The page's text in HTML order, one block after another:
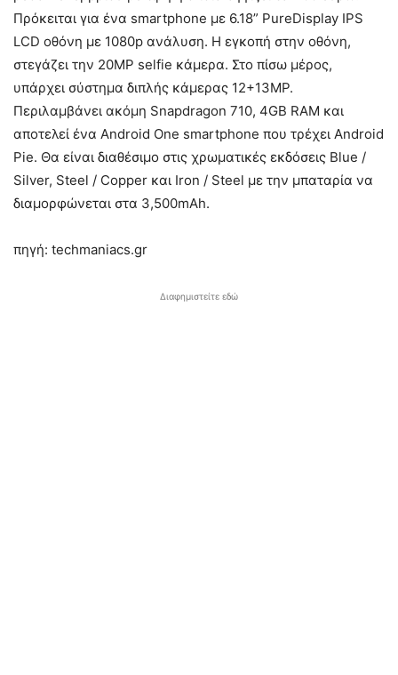
Πρόκειται για ένα smartphone με 6.18” PureDisplay IPS
LCD οθόνη με 1080p ανάλυση. Η εγκοπή στην οθόνη,
στεγάζει την 20MP selfie κάμερα. Στο πίσω μέρος,
υπάρχει σύστημα διπλής κάμερας 12+13MP.
Περιλαμβάνει ακόμη Snapdragon 710, 4GB RAM και
αποτελεί ένα Android One smartphone που τρέχει Android
Pie. Θα είναι διαθέσιμο στις χρωματικές εκδόσεις Blue /
Silver, Steel / Copper και Iron / Steel με την μπαταρία να
διαμορφώνεται στα 3,500mAh.
πηγή: techmaniacs.gr
Διαφημιστείτε εδώ